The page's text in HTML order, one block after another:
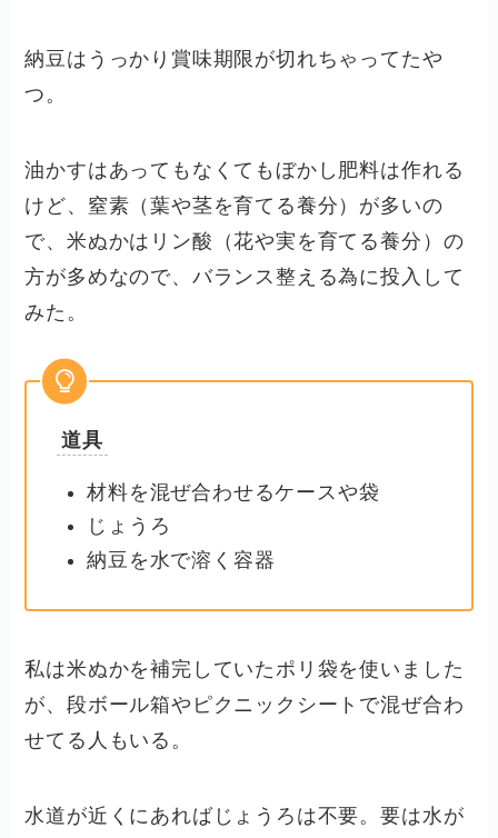
納豆はうっかり賞味期限が切れちゃってたや
つ。
油かすはあってもなくてもぼかし肥料は作れる
けど、窒素（葉や茎を育てる養分）が多いの
で、米ぬかはリン酸（花や実を育てる養分）の
方が多めなので、バランス整える為に投入して
みた。
道具
材料を混ぜ合わせるケースや袋
じょうろ
納豆を水で溶く容器
私は米ぬかを補完していたポリ袋を使いました
が、段ボール箱やピクニックシートで混ぜ合わ
せてる人もいる。
水道が近くにあればじょうろは不要。要は水が